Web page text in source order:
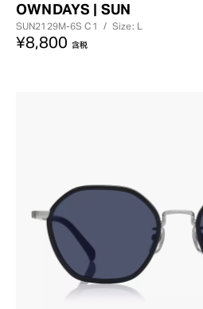
OWNDAYS | SUN
SUN2129M-6SC1 / Size: L
¥8,800 含税